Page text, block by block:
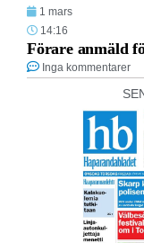
1 mars
14:16
Förare anmäld
Inga kommentarer